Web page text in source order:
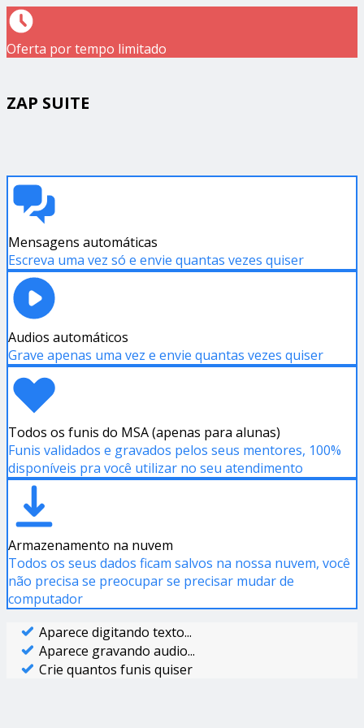
Oferta por tempo limitado
ZAP SUITE
Mensagens automáticas
Escreva uma vez só e envie quantas vezes quiser
Audios automáticos
Grave apenas uma vez e envie quantas vezes quiser
Todos os funis do MSA (apenas para alunas)
Funis validados e gravados pelos seus mentores, 100%
disponíveis pra você utilizar no seu atendimento
Armazenamento na nuvem
Todos os seus dados ficam salvos na nossa nuvem, você
não precisa se preocupar se precisar mudar de
computador
Aparece digitando texto...
Aparece gravando audio...
Crie quantos funis quiser